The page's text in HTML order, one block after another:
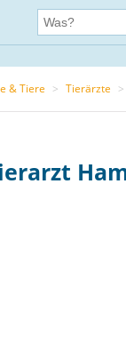
& Tiere > Tierärzte >